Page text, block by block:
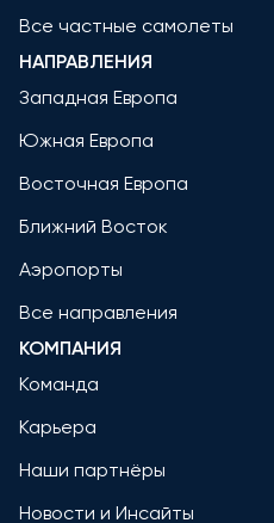
Все частные самолеты
НАПРАВЛЕНИЯ
Западная Европа
Южная Европа
Восточная Европа
Ближний Восток
Аэропорты
Все направления
КОМПАНИЯ
Команда
Карьера
Наши партнёры
Новости и Инсайты